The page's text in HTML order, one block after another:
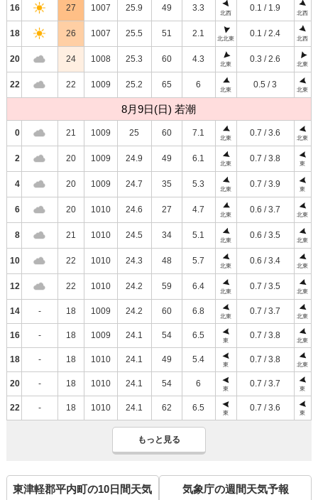
16 27 1007 25.9 49 3.3
北西
0.1 / 1.9
北西
18 26 1007 25.5 51 2.1
北北東
0.1 / 2.4
北西
20 24 1008 25.3 60 4.3
北東
0.3 / 2.6
北東
22 22 1009 25.2 65 6
北東
0.5 / 3
北東
8月9日(日) 若潮
0 21 1009 25 60 7.1
北東
0.7 / 3.6
北東
2 20 1009 24.9 49 6.1
北東
0.7 / 3.8
東
4 20 1009 24.7 35 5.3
北東
0.7 / 3.9
東
6 20 1010 24.6 27 4.7
北東
0.6 / 3.7
北東
8 21 1010 24.5 34 5.1
北東
0.6 / 3.5
北東
10 22 1010 24.3 48 5.7
北東
0.6 / 3.4
北東
12 22 1010 24.2 59 6.4
北東
0.7 / 3.5
北東
14 - 18 1009 24.2 60 6.8
北東
0.7 / 3.7
北東
16 - 18 1009 24.1 54 6.5
東
0.7 / 3.8
北東
18 - 18 1010 24.1 49 5.4
東
0.7 / 3.8
北東
20 - 18 1010 24.1 54 6
東
0.7 / 3.7
東
22 - 18 1010 24.1 62 6.5
東
0.7 / 3.6
東
もっと見る
東津軽郡平内町の10日間天気 気象庁の週間天気予報